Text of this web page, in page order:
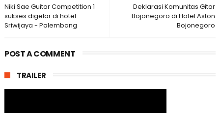
Deklarasi Komunitas Gitar
Bojonegoro di Hotel Aston
Bojonegoro
Niki Sae Guitar Competition 1
sukses digelar di hotel
Sriwijaya - Palembang
POST A COMMENT
TRAILER